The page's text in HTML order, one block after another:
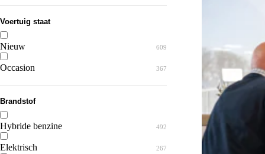
Touareg
Touran
Transporter
up!
e-tron
e-tron GT
Voertuig staat
Nieuw 609
Occasion 367
Brandstof
Hybride benzine 492
Elektrisch 267